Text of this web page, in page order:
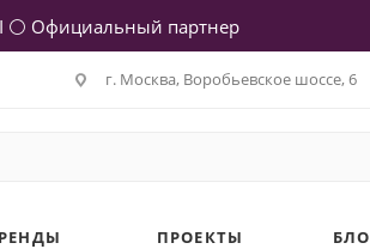
⚪ Официальный партнер
г. Москва, Воробьевское шоссе, 6
ПРОЕКТЫ